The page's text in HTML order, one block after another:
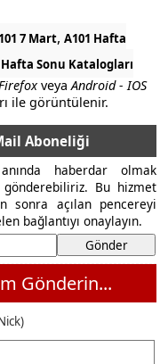
7 Mart, A101 Hafta
Sonu Katalogları
veyaAndroid - IOS
ile görüntülenir.
Aboneliği
haberdar olmak
Bu hizmet
sonra açılan pencereyi
bağlantıyı onaylayın.
Gönderin...